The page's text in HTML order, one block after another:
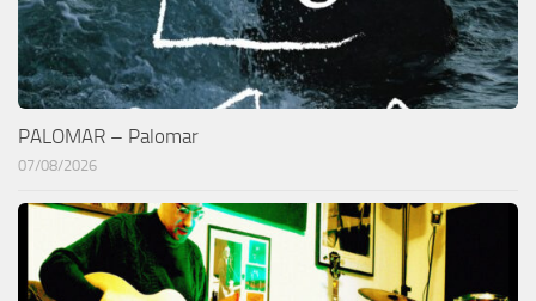
PALOMAR – Palomar
07/08/2026